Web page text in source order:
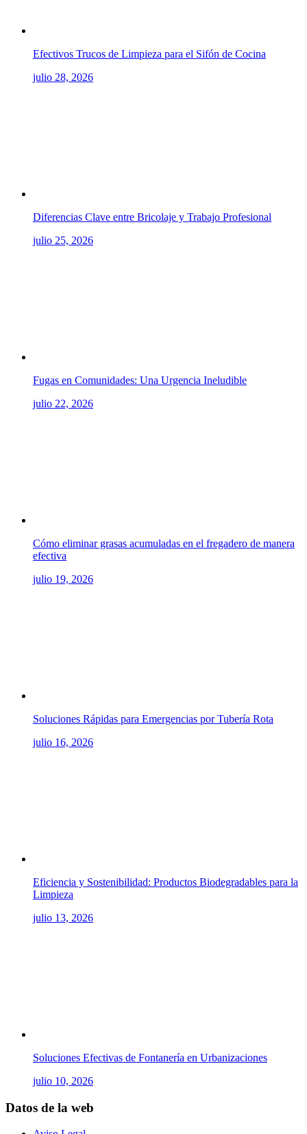
Efectivos Trucos de Limpieza para el Sifón de Cocina
julio 28, 2026
Diferencias Clave entre Bricolaje y Trabajo Profesional
julio 25, 2026
Fugas en Comunidades: Una Urgencia Ineludible
julio 22, 2026
Cómo eliminar grasas acumuladas en el fregadero de manera
efectiva
julio 19, 2026
Soluciones Rápidas para Emergencias por Tubería Rota
julio 16, 2026
Eficiencia y Sostenibilidad: Productos Biodegradables para la
Limpieza
julio 13, 2026
Soluciones Efectivas de Fontanería en Urbanizaciones
julio 10, 2026
Datos de la web